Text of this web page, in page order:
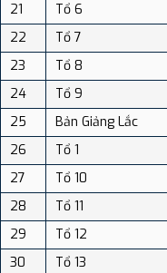
21
Tổ 6
22
Tổ 7
23
Tổ 8
24
Tổ 9
25
Bản Giảng Lắc
26
Tổ 1
27
Tổ 10
28
Tổ 11
29
Tổ 12
30
Tổ 13